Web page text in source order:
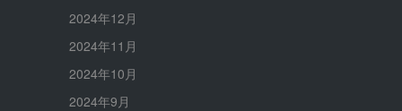
2024年12月
2024年11月
2024年10月
2024年9月